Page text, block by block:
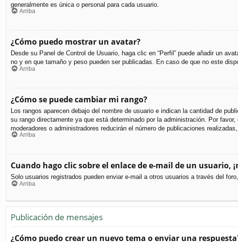
generalmente es única o personal para cada usuario.
Arriba
¿Cómo puedo mostrar un avatar?
Desde su Panel de Control de Usuario, haga clic en “Perfil” puede añadir un
no y en que tamaño y peso pueden ser publicadas. En caso de que no este
Arriba
¿Cómo se puede cambiar mi rango?
Los rangos aparecen debajo del nombre de usuario e indican la cantidad de
su rango directamente ya que está determinado por la administración. Por
moderadores o administradores reducirán el número de publicaciones
Arriba
Cuando hago clic sobre el enlace de e-mail de un usuario,
Solo usuarios registrados pueden enviar e-mail a otros usuarios a través del
Arriba
Publicación de mensajes
¿Cómo puedo crear un nuevo tema o enviar una